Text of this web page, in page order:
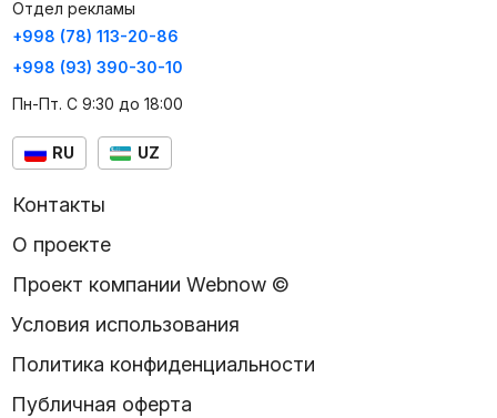
Отдел рекламы
+998 (78) 113-20-86
+998 (93) 390-30-10
Пн-Пт. С 9:30 до 18:00
RU UZ
Контакты
О проекте
Проект компании Webnow ©
Условия использования
Политика конфиденциальности
Публичная оферта